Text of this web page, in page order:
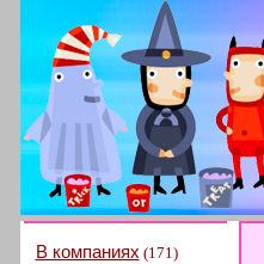
В компаниях (171)